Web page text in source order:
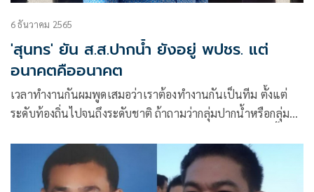
6 ธันวาคม 2565
'สุนทร' ยัน ส.ส.ปากนํ้า ยังอยู่ พปชร. แต่
อนาคตคืออนาคต
เวลาทำงานกันผมพูดเสมอว่าเราต้องทำงานกันเป็นทีม ตั้งแต่
ระดับท้องถิ่นไปจนถึงระดับชาติ ถ้าถามว่ากลุ่มปากนํ้าหรือกลุ่ม
เป็นพรรคพลังประชารัฐ ส่วนอนาคตจะ